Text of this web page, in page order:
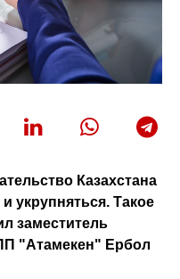
Казахстана
укрупняться. Такое
заместитель
"Атамекен" Ербол